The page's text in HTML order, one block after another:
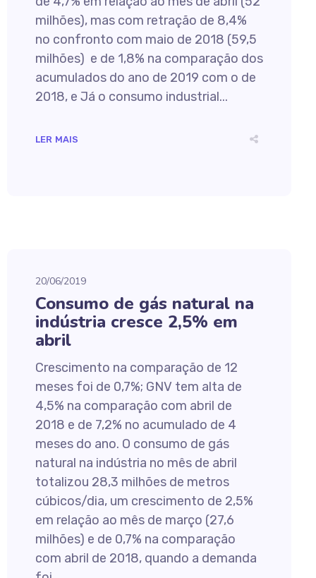
milhões), mas com retração de 8,4%
no confronto com maio de 2018 (59,5
milhões) e de 1,8% na comparação dos
acumulados do ano de 2019 com o de
2018, e Já o consumo industrial...
LER MAIS
20/06/2019
Consumo de gás natural na
indústria cresce 2,5% em
abril
Crescimento na comparação de 12
meses foi de 0,7%; GNV tem alta de
4,5% na comparação com abril de
2018 e de 7,2% no acumulado de 4
meses do ano. O consumo de gás
natural na indústria no mês de abril
totalizou 28,3 milhões de metros
cúbicos/dia, um crescimento de 2,5%
em relação ao mês de março (27,6
milhões) e de 0,7% na comparação
com abril de 2018, quando a demanda